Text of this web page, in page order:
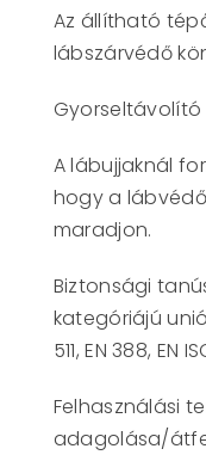
Az állítható
lábszárvédő
Gyorseltávolító
A lábujjaknál
hogy a
maradjon.
Biztonsági
kategóriájú
511, EN 388, EN
Felhasználási
adagolása/